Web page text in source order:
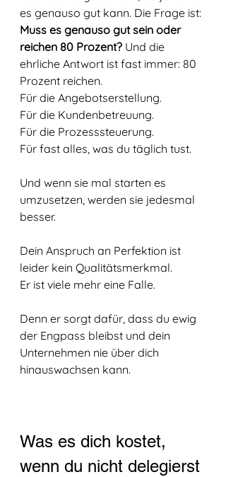
es genauso gut kann. Die Frage ist:
Muss es genauso gut sein oder
reichen 80 Prozent? Und die
ehrliche Antwort ist fast immer: 80
Prozent reichen.
Für die Angebotserstellung.
Für die Kundenbetreuung.
Für die Prozesssteuerung.
Für fast alles, was du täglich tust.
Und wenn sie mal starten es
umzusetzen, werden sie jedesmal
besser.
Dein Anspruch an Perfektion ist
leider kein Qualitätsmerkmal.
Er ist viele mehr eine Falle.
Denn er sorgt dafür, dass du ewig
der Engpass bleibst und dein
Unternehmen nie über dich
hinauswachsen kann.
Was es dich kostet,
wenn du nicht delegierst